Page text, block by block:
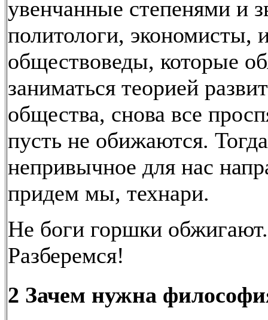
увенчанные степенями и
политологи, экономисты,
обществоведы, которые
заниматься теорией
общества, снова все
пусть не обижаются.
непривычное для нас
придем мы, технари.
Не боги горшки обжигают.
Разберемся!
2 Зачем нужна